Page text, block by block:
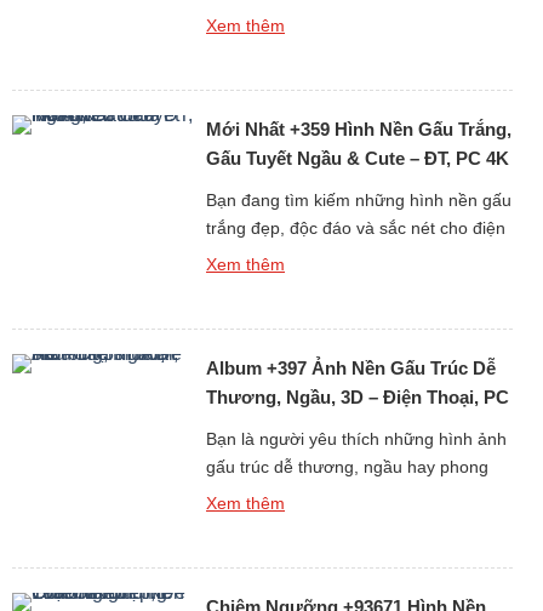
hình nền gấu Brown cute, đẹp, sắc nét
hoạt hình huyền thoại Brown […]
Xem thêm
Mới Nhất +359 Hình Nền Gấu Trắng,
Gấu Tuyết Ngầu & Cute – ĐT, PC 4K
Bạn đang tìm kiếm những hình nền gấu
trắng đẹp, độc đáo và sắc nét cho điện
thoại hoặc máy tính? Bộ sưu tập mới
từ cái nhìn đầu tiên. Tại […]
Xem thêm
Album +397 Ảnh Nền Gấu Trúc Dễ
Thương, Ngầu, 3D – Điện Thoại, PC
Bạn là người yêu thích những hình ảnh
gấu trúc dễ thương, ngầu hay phong
cách 3D sống động? Album +397 ảnh
tượng của sự dễ thương và thân thiện,
Xem thêm
Chiêm Ngưỡng +93671 Hình Nền